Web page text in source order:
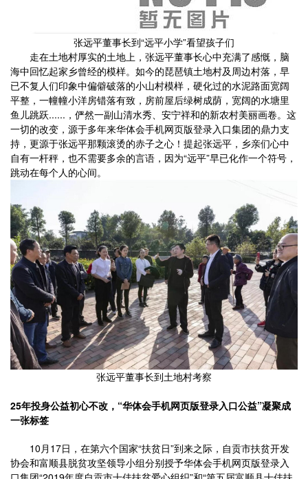
张远平董事长到“远平小学”看望孩子们
走在土地村厚实的土地上，张远平董事长心中充满了感慨，脑
海中回忆起家乡曾经的模样。如今的琵琶镇土地村及周边村落，早
已不复人们印象中偏僻破落的小山村模样，硬化过的水泥路面宽阔
平整，一幢幢小洋房错落有致，房前屋后绿树成荫，宽阔的水塘里
鱼儿跳跃......，俨然一副山清水秀、安宁祥和的新农村美丽画卷。这
一切的改变，源于多年来华体会手机网页版登录入口集团的鼎力支
持，更源于张远平那颗滚烫的赤子之心！提起张远平，乡亲们心中
自有一杆秤，也不需要多余的言语，因为“远平”早已化作一个符号，
跳动在每个人的心间。
张远平董事长到土地村考察
25年投身公益初心不改，“华体会手机网页版登录入口公益”凝聚成
一张标签
10月17日，在第六个国家“扶贫日”到来之际，自贡市扶贫开发
协会和富顺县脱贫攻坚领导小组分别授予华体会手机网页版登录入